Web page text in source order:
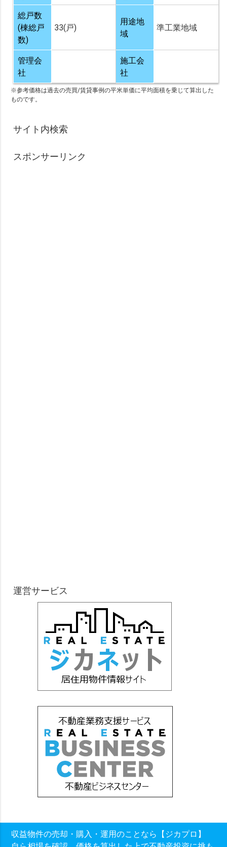
総戸数
(棟総戸
数)
33(戸)
用途地
域
準工業地域
管理会
社
施工会
社
※参考価格は過去の売買/賃貸事例の平米単価に平均面積を乗じて算出した
ものです。
サイト内検索
スポンサーリンク
運営サービス
収益物件の売却・購入・運用のことなら【ジカプロ】